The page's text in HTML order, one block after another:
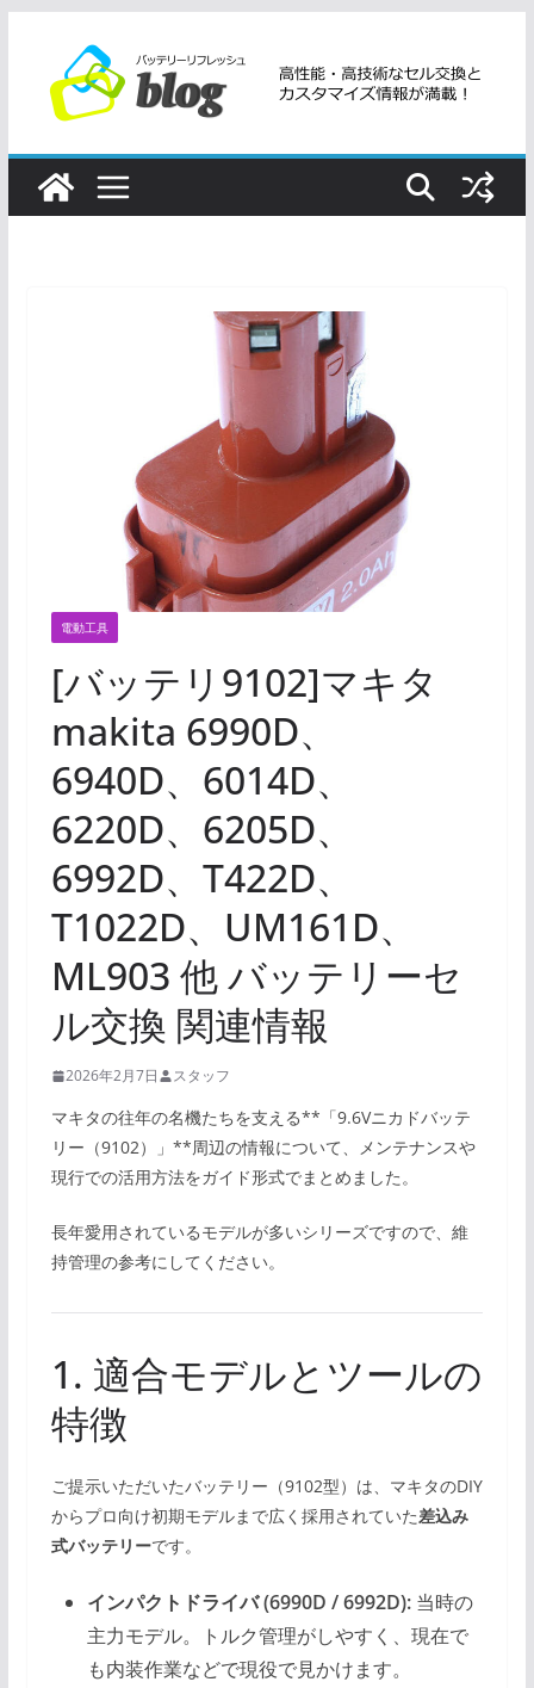
ツ
電動工具
[バッテリ9102]マキタ
makita 6990D、
6940D、6014D、
6220D、6205D、
6992D、T422D、
T1022D、UM161D、
ML903 他 バッテリーセ
ル交換 関連情報
2026年2月7日 スタッフ
マキタの往年の名機たちを支える**「9.6Vニカドバッテ
リー（9102）」**周辺の情報について、メンテナンスや
現行での活用方法をガイド形式でまとめました。
長年愛用されているモデルが多いシリーズですので、維
持管理の参考にしてください。
1. 適合モデルとツールの
特徴
ご提示いただいたバッテリー（9102型）は、マキタのDIY
からプロ向け初期モデルまで広く採用されていた差込み
式バッテリーです。
インパクトドライバ (6990D / 6992D):当時の
主力モデル。トルク管理がしやすく、現在で
も内装作業などで現役で見かけます。